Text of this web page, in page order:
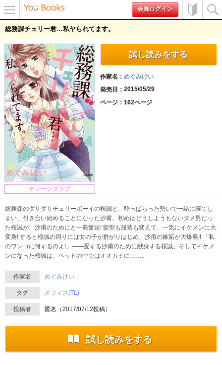
ー
会員ログイン
総務課チェリー君…私ヤられてます。
ティーンズラブ
試し読みをする
作家名
めぐみけい
発売日
2015/05/29
ページ
162ページ
総務課のダサダサチェリーボーイの桜誠と、酔っぱらった勢いで一緒に寝てし
まい、付き合い始めることになった沙甫。初めはどうしようもないダメ男だっ
た桜誠が、沙甫のためにと一発奮起! 髪型も服装も変えて、一気にイケメンに大
変身! すると桜誠の周りには女の子が群がりはじめ、沙甫の嫉妬が大爆発!! 「私
のワンコに何するのよ!」――愛する沙甫のために献身する桜誠。そしてイケメ
ンになった桜誠は、ベッドの中ではオオカミに……。
作家名 めぐみけい
タグ オフィス(TL)
投稿者 匿名（2017/07/12投稿）
試し読みをする